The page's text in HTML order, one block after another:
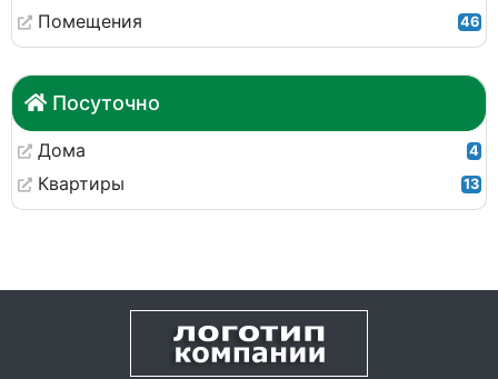
Помещения 46
Посуточно
Дома 4
Квартиры 13